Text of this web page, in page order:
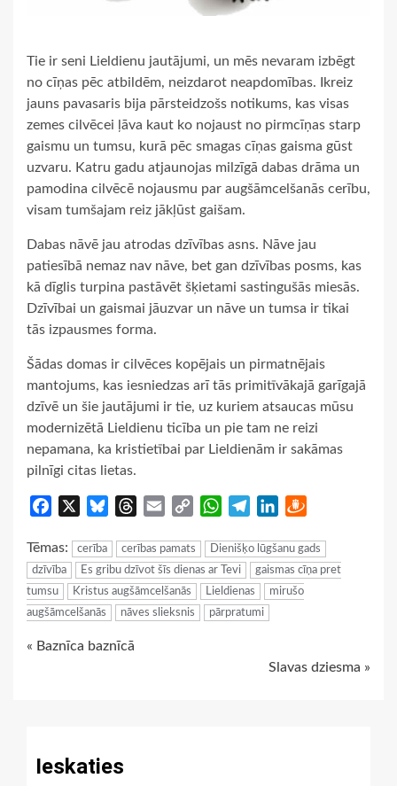
Tie ir seni Lieldienu jautājumi, un mēs nevaram izbēgt
no cīņas pēc atbildēm, neizdarot neapdomības. Ikreiz
jauns pavasaris bija pārsteidzošs notikums, kas visas
zemes cilvēcei ļāva kaut ko nojaust no pirmcīņas starp
gaismu un tumsu, kurā pēc smagas cīņas gaisma gūst
uzvaru. Katru gadu atjaunojas milzīgā dabas drāma un
pamodina cilvēcē nojausmu par augšāmcelšanās cerību,
visam tumšajam reiz jākļūst gaišam.
Dabas nāvē jau atrodas dzīvības asns. Nāve jau
patiesībā nemaz nav nāve, bet gan dzīvības posms, kas
kā dīglis turpina pastāvēt šķietami sastingušās miesās.
Dzīvībai un gaismai jāuzvar un nāve un tumsa ir tikai
tās izpausmes forma.
Šādas domas ir cilvēces kopējais un pirmatnējais
mantojums, kas iesniedzas arī tās primitīvākajā garīgajā
dzīvē un šie jautājumi ir tie, uz kuriem atsaucas mūsu
modernizētā Lieldienu ticība un pie tam ne reizi
nepamana, ka kristietībai par Lieldienām ir sakāmas
pilnīgi citas lietas.
Facebook BlueskyThreads
Email
Copy
WhatsApp
TelegramLinkedIn
Tēmas: cerība cerības pamats
Dienišķo lūgšanu gads
dzīvība
Es gribu dzīvot šīs dienas ar Tevi
gaismas cīņa pret
tumsu
Kristus augšāmcelšanās Lieldienas
mirušo
augšāmcelšanās
nāves slieksnis pārpratumi
Continue
« Baznīca baznīcā
Slavas dziesma »
Ieskaties